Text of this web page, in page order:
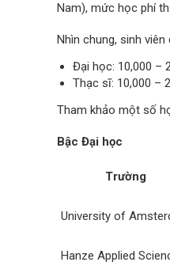
Nam), mức học phí
Nhìn chung, sinh
Đại học: 10,000 –
Thạc sĩ: 10,000 –
Tham khảo một số
Bậc Đại học
Trường
University of
Hanze Applied